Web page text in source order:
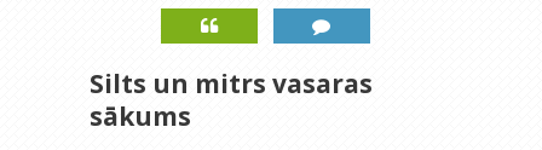
Silts un mitrs vasaras
sākums